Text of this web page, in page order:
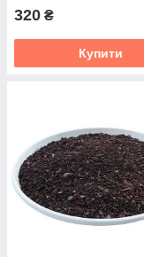
320 ₴
Купити